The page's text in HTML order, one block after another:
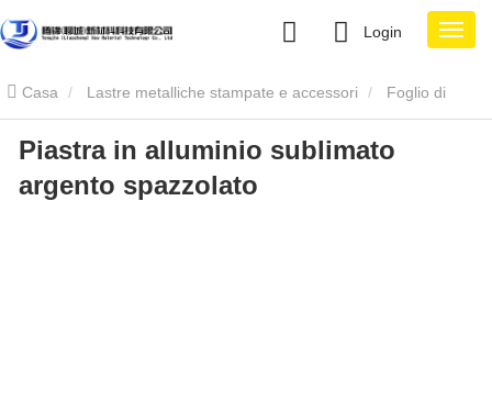
Login
Casa Lastre metalliche stampate e accessori Foglio di
alluminio per sublimazione Piastra in alluminio sublimato argento
spazzolato
Piastra in alluminio sublimato
argento spazzolato